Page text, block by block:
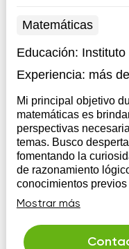
Matemáticas
Educación: Instituto
Experiencia: más
Mi principal objetivo
matemáticas es
perspectivas
temas. Busco
fomentando la
de razonamiento
conocimientos
sus objetivos. Las
inglés.
Mostrar más